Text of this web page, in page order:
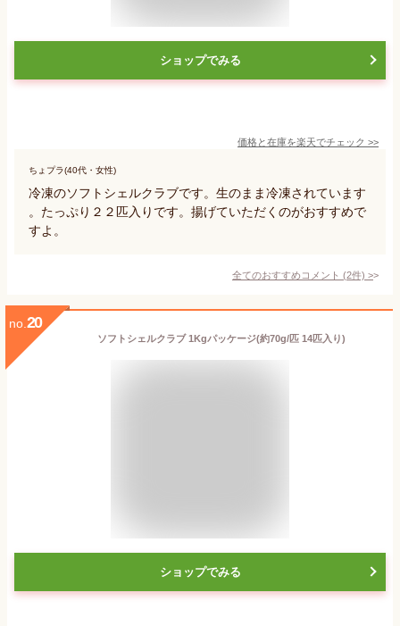
ショップでみる
価格と在庫を楽天でチェック >>
ちょプラ(40代・女性)
冷凍のソフトシェルクラブです。生のまま冷凍されています
。たっぷり２２匹入りです。揚げていただくのがおすすめで
すよ。
全てのおすすめコメント (2件) >
no. 20
ソフトシェルクラブ 1Kgパッケージ(約70g/匹 14匹入り)
ショップでみる